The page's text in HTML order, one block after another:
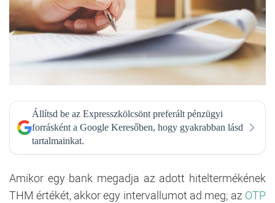
Állítsd be az Expresszkölcsönt preferált pénzügyi
forrásként a Google Keresőben, hogy gyakrabban lásd
tartalmainkat.
Amikor egy bank megadja az adott hiteltermékének
THM értékét, akkor egy intervallumot ad meg; az OTP